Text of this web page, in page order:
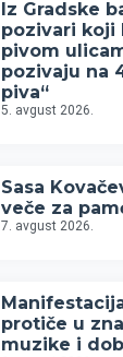
Iz Gradske
pozivari koji
pivom
pozivaju na
piva“
5. avgust 2026.
Sasa
veče za
7. avgust 2026.
protiče u
muzike i